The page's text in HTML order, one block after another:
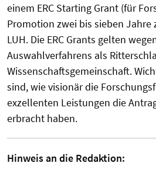
einem ERC Starting Grant (für
Promotion zwei bis sieben Jahre
LUH. Die ERC Grants gelten
Auswahlverfahrens als
Wissenschaftsgemeinschaft.
sind, wie visionär die
exzellenten Leistungen die
erbracht haben.
Hinweis an die Redaktion: